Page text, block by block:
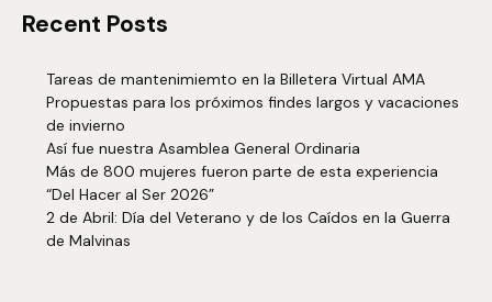
Recent Posts
Tareas de mantenimiemto en la Billetera Virtual AMA
Propuestas para los próximos findes largos y vacaciones
de invierno
Así fue nuestra Asamblea General Ordinaria
Más de 800 mujeres fueron parte de esta experiencia
“Del Hacer al Ser 2026”
2 de Abril: Día del Veterano y de los Caídos en la Guerra
de Malvinas